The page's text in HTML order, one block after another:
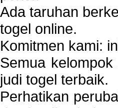
Ada taruhan
togel online.
Komitmen kami:
Semua
judi togel terbaik.
Perhatikan